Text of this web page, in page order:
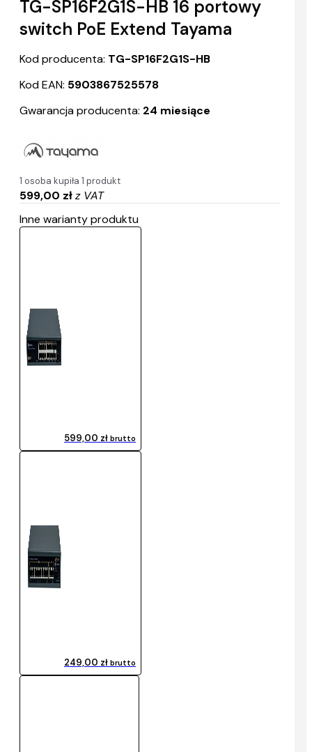
TG-SP16F2G1S-HB 16 portowy
switch PoE Extend Tayama
Kod producenta: TG-SP16F2G1S-HB
Kod EAN: 5903867525578
Gwarancja producenta: 24 miesiące
1 osoba kupiła 1 produkt
599,00 złz VAT
Inne warianty produktu
599,00 zł brutto
249,00 zł brutto